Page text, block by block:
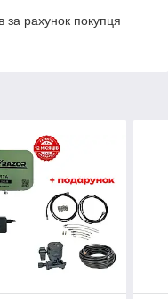
за рахунок покупця